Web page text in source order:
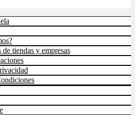
tiendas y empresas